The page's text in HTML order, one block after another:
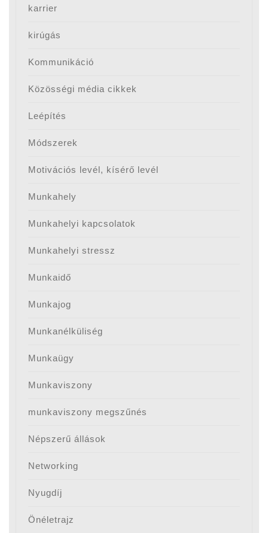
karrier
kirúgás
Kommunikáció
Közösségi média cikkek
Leépítés
Módszerek
Motivációs levél, kísérő levél
Munkahely
Munkahelyi kapcsolatok
Munkahelyi stressz
Munkaidő
Munkajog
Munkanélküliség
Munkaügy
Munkaviszony
munkaviszony megszűnés
Népszerű állások
Networking
Nyugdíj
Önéletrajz